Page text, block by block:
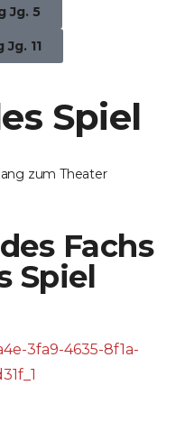
Jg. 5
11
Spiel
zum Theater
Fachs
Spiel